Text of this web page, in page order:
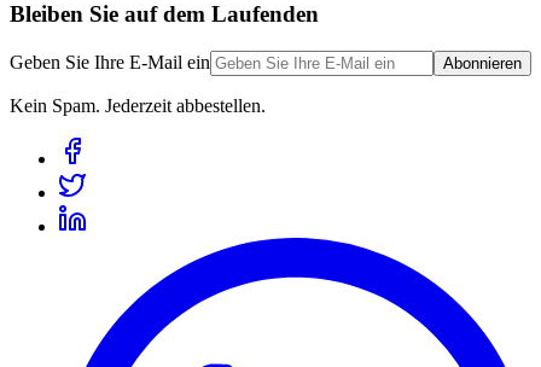
Bleiben Sie auf dem Laufenden
Geben Sie Ihre E-Mail ein Abonnieren
Kein Spam. Jederzeit abbestellen.